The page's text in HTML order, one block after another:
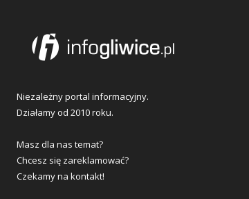
Niezależny portal informacyjny.
Działamy od 2010 roku.
Masz dla nas temat?
Chcesz się zareklamować?
Czekamy na kontakt!